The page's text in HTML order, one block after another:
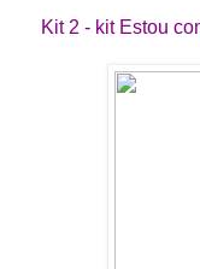
Kit 2 - kit Estou